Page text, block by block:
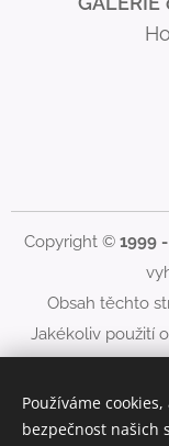
Copyright © 1999
Obsah těchto
Jakékoliv použití
Používáme
bezpečnost našich